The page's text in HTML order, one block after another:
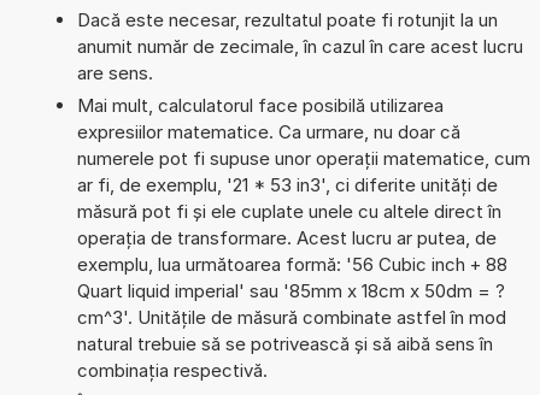
Dacă este necesar, rezultatul poate fi rotunjit la un
anumit număr de zecimale, în cazul în care acest lucru
are sens.
Mai mult, calculatorul face posibilă utilizarea
expresiilor matematice. Ca urmare, nu doar că
numerele pot fi supuse unor operații matematice, cum
ar fi, de exemplu, '21 * 53 in3', ci diferite unități de
măsură pot fi și ele cuplate unele cu altele direct în
operația de transformare. Acest lucru ar putea, de
exemplu, lua următoarea formă: '56 Cubic inch + 88
Quart liquid imperial' sau '85mm x 18cm x 50dm = ?
cm^3'. Unitățile de măsură combinate astfel în mod
natural trebuie să se potrivească și să aibă sens în
combinația respectivă.